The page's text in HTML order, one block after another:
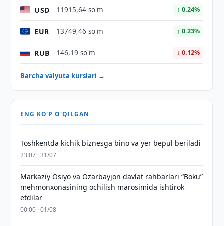
USD 11915,64 so'm ↑ 0.24%
EUR 13749,46 so'm ↑ 0.23%
RUB 146,19 so'm ↓ 0.12%
Barcha valyuta kurslari →
ENG KO'P O'QILGAN
Toshkentda kichik biznesga bino va yer bepul beriladi
23:07 · 31/07
Markaziy Osiyo va Ozarbayjon davlat rahbarlari “Boku”
mehmonxonasining ochilish marosimida ishtirok
etdilar
00:00 · 01/08